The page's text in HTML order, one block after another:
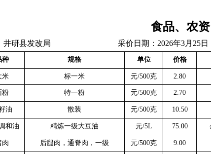
食品、农
：井研县发改局 采价日期： 2026年3月25日
种 规格 单位 价格
米 标一米 元/500克 2.80
粉 特一粉 元/500克 2.70
油 散装 元/500克 10.50
和油 精炼一级大豆油 元/5L 75.00
肉 后腿肉，通脊肉，一级 元/500克 9.00